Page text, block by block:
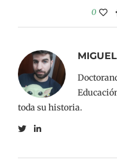
0
toda su historia.